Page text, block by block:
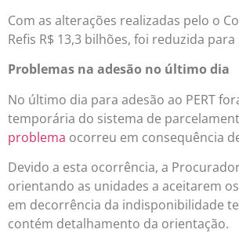
Com as alterações realizadas pelo o
Refis R$ 13,3 bilhões, foi reduzida para
Problemas na adesão no último dia
No último dia para adesão ao PERT
temporária do sistema de
problema ocorreu em consequência
Devido a esta ocorrência, a
orientando as unidades a aceitarem
em decorrência da indisponibilidade
contém detalhamento da orientação.